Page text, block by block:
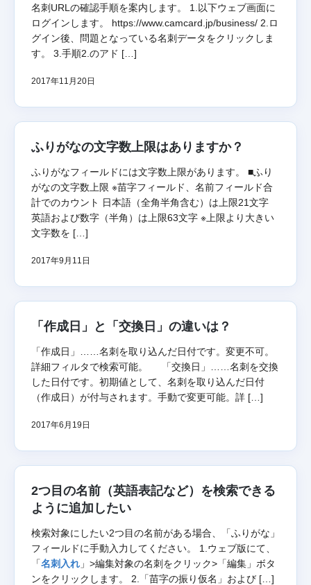
名刺URLの確認手順を案内します。 1.以下ウェブ画面に
ログインします。 https://www.camcard.jp/business/ 2.ロ
グイン後、問題となっている名刺データをクリックしま
す。 3.手順2.のアド […]
2017年11月20日
ふりがなの文字数上限はありますか？
ふりがなフィールドには文字数上限があります。 ■ふり
がなの文字数上限 ※苗字フィールド、名前フィールド合
計でのカウント 日本語（全角半角含む）は上限21文字
英語および数字（半角）は上限63文字 ※上限より大きい
文字数を […]
2017年9月11日
「作成日」と「交換日」の違いは？
「作成日」……名刺を取り込んだ日付です。変更不可。
詳細フィルタで検索可能。 「交換日」……名刺を交換
した日付です。初期値として、名刺を取り込んだ日付
（作成日）が付与されます。手動で変更可能。詳 […]
2017年6月19日
2つ目の名前（英語表記など）を検索できる
ように追加したい
検索対象にしたい2つ目の名前がある場合、「ふりがな」
フィールドに手動入力してください。 1.ウェブ版にて、
「名刺入れ 」>編集対象の名刺をクリック>「編集」ボタ
ンをクリックします。 2.「苗字の振り仮名」および […]